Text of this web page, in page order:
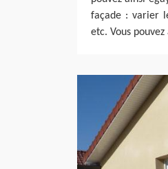
façade : varier
etc. Vous